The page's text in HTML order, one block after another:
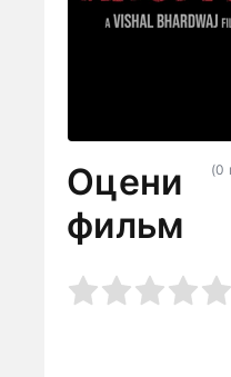
Оцени
фильм
5
(0